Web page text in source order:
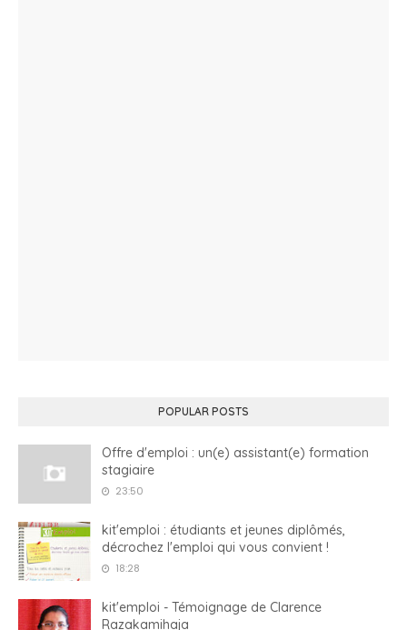
POPULAR POSTS
Offre d'emploi : un(e) assistant(e) formation
stagiaire
23:50
kit'emploi : étudiants et jeunes diplômés,
décrochez l'emploi qui vous convient !
18:28
kit'emploi - Témoignage de Clarence
Razakamihaja